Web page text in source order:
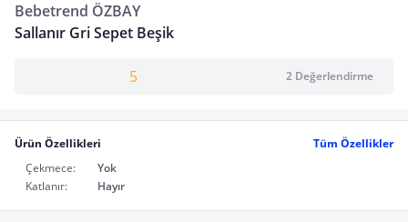
Bebetrend ÖZBAY
Sallanır Gri Sepet Beşik
5 2 Değerlendirme
Ürün Özellikleri
Tüm Özellikler
Çekmece:
Yok
Katlanır:
Hayır